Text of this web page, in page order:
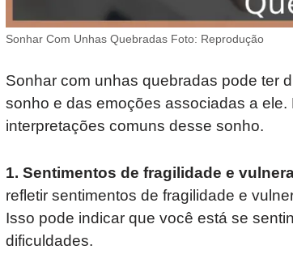
Sonhar Com Unhas Quebradas Foto: Reprodução
Sonhar com unhas quebradas pode ter
sonho e das emoções associadas a
interpretações comuns desse sonho.
1. Sentimentos de fragilidade e
refletir sentimentos de fragilidade e
Isso pode indicar que você está se
dificuldades.